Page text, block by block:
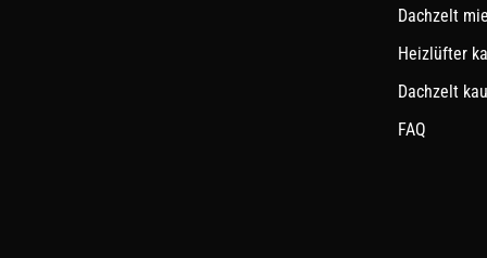
Dachzelt
Heizlüfter
Dachzelt
FAQ